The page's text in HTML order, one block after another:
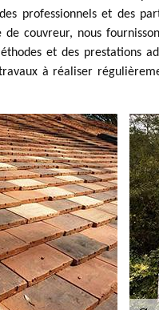
professionnels et des
couvreur, nous
et des prestations
à réaliser